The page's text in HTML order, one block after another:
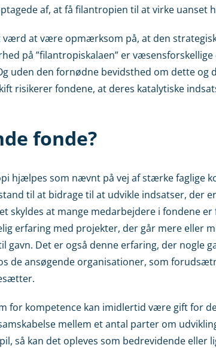
af, at få filantropien til at virke uanset
værd at være opmærksom på, at den
på ”filantropiskalaen” er
uden den fornødne bevidsthed om dette og
risikerer fondene, at deres katalytiske
fonde?
hjælpes som nævnt på vej af stærke faglige
til at bidrage til at udvikle indsatser, der
skyldes at mange medarbejdere i fondene
erfaring med projekter, der går mere eller
gavn. Det er også denne erfaring, der nogle
de ansøgende organisationer, som
for kompetence kan imidlertid være gift for
mellem et antal parter om
så kan det opleves som bedrevidende eller